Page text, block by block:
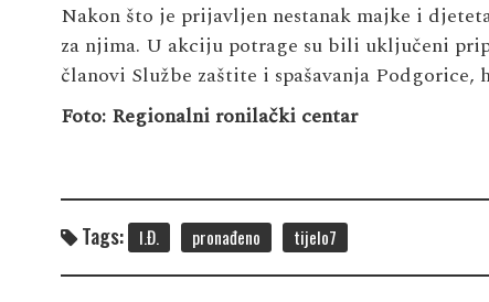
Nakon što je prijavljen nestanak majke i
za njima. U akciju potrage su bili uključeni
članovi Službe zaštite i spašavanja
Foto: Regionalni ronilački centar
Tags: I.Đ. pronađeno tijelo7